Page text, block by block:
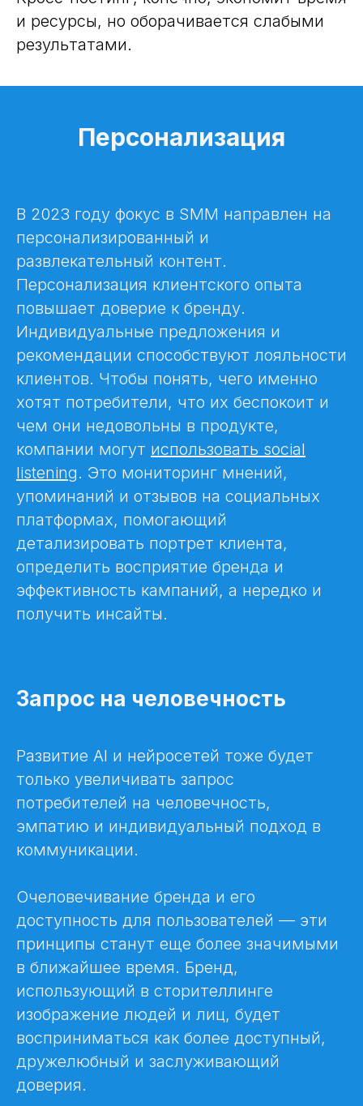
и ресурсы, но оборачивается слабыми
результатами.
Персонализация
В 2023 году фокус в SMM направлен на
персонализированный и
развлекательный контент.
Персонализация клиентского опыта
повышает доверие к бренду.
Индивидуальные предложения и
рекомендации способствуют лояльности
клиентов. Чтобы понять, чего именно
хотят потребители, что их беспокоит и
чем они недовольны в продукте,
компании могут использовать social
listening. Это мониторинг мнений,
упоминаний и отзывов на социальных
платформах, помогающий
детализировать портрет клиента,
определить восприятие бренда и
эффективность кампаний, а нередко и
получить инсайты.
Запрос на человечность
Развитие AI и нейросетей тоже будет
только увеличивать запрос
потребителей на человечность,
эмпатию и индивидуальный подход в
коммуникации.
Очеловечивание бренда и его
доступность для пользователей — эти
принципы станут еще более значимыми
в ближайшее время. Бренд,
использующий в сторителлинге
изображение людей и лиц, будет
восприниматься как более доступный,
дружелюбный и заслуживающий
доверия.